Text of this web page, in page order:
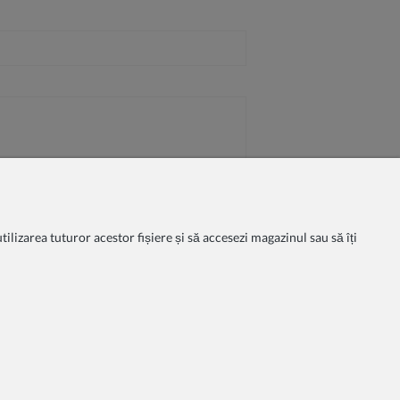
tuturor acestor fișiere și să accesezi magazinul sau să îți